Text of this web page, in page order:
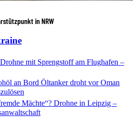
in NRW
Drohne mit Sprengstoff am Flughafen –
an Bord Öltanker droht vor Oman
Mächte“? Drohne in Leipzig –